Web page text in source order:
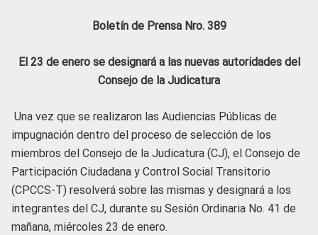
Boletín de Prensa Nro. 389
El 23 de enero se designará a las nuevas autoridades del
Consejo de la Judicatura
Una vez que se realizaron las Audiencias Públicas de
impugnación dentro del proceso de selección de los
miembros del Consejo de la Judicatura (CJ), el Consejo de
Participación Ciudadana y Control Social Transitorio
(CPCCS-T) resolverá sobre las mismas y designará a los
integrantes del CJ, durante su Sesión Ordinaria No. 41 de
mañana, miércoles 23 de enero.